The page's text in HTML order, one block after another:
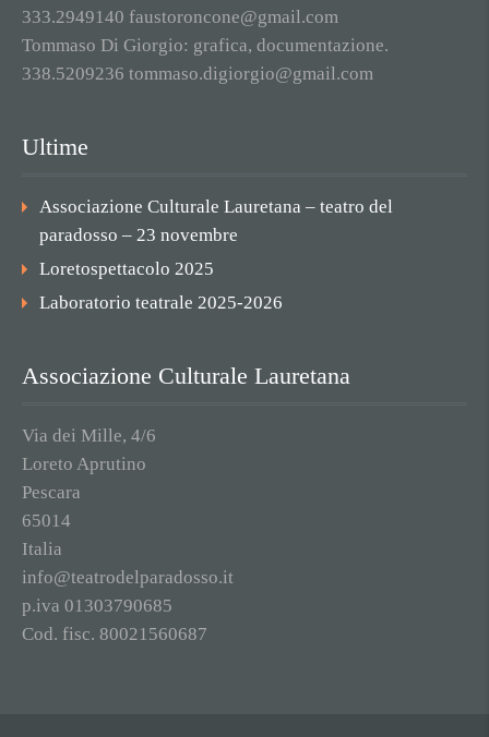
333.2949140 faustoroncone@gmail.com
Tommaso Di Giorgio: grafica, documentazione.
338.5209236 tommaso.digiorgio@gmail.com
Ultime
Associazione Culturale Lauretana – teatro del
paradosso – 23 novembre
Loretospettacolo 2025
Laboratorio teatrale 2025-2026
Associazione Culturale Lauretana
Via dei Mille, 4/6
Loreto Aprutino
Pescara
65014
Italia
info@teatrodelparadosso.it
p.iva 01303790685
Cod. fisc. 80021560687